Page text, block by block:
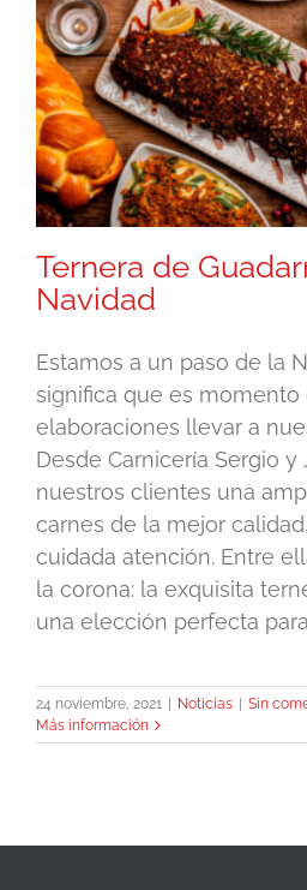
Ternera de
Navidad
Estamos a un paso de la
significa que es momento
elaboraciones llevar a
Desde Carnicería Sergio
nuestros clientes una
carnes de la mejor
cuidada atención. Entre
la corona: la exquisita
una elección perfecta para
24 noviembre, 2021 Noticias
Sin
Más información